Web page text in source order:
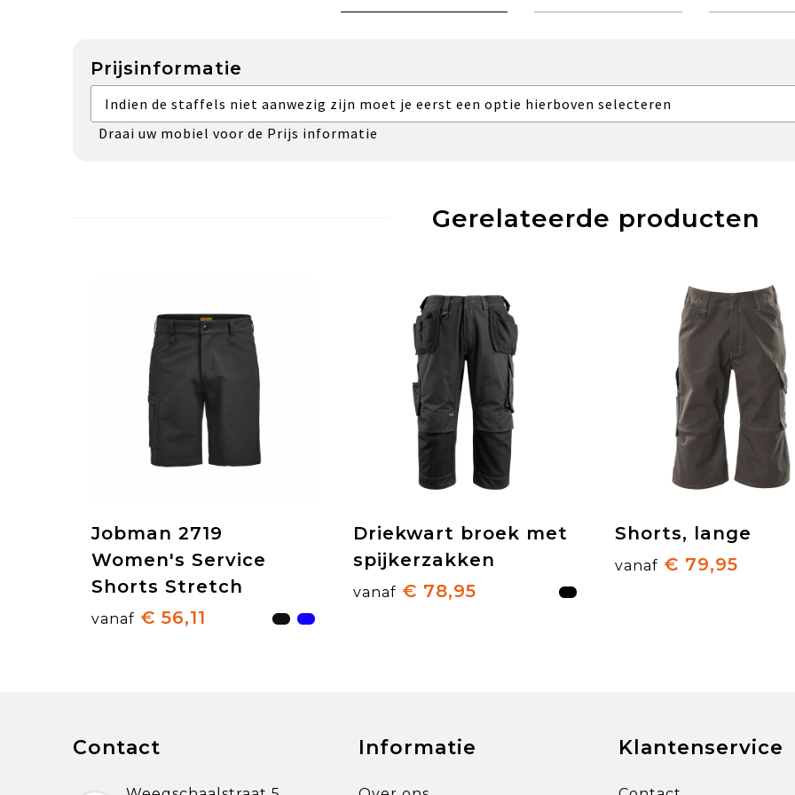
Prijsinformatie
Indien de staffels niet aanwezig zijn moet je eerst een optie hierboven selecteren
Draai uw mobiel voor de Prijs informatie
Gerelateerde producten
Jobman 2719
Women's Service
Shorts Stretch
vanaf € 56,11
Driekwart broek met
spijkerzakken
vanaf € 78,95
Shorts, lange
vanaf € 79,95
Contact Informatie Klantenservice